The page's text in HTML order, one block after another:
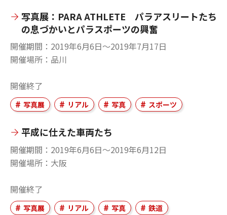
写真展：PARA ATHLETE パラアスリートたち
の息づかいとパラスポーツの興奮
開催期間
2019年6月6日〜2019年7月17日
開催場所
品川
開催終了
写真展 リアル 写真 スポーツ
平成に仕えた車両たち
開催期間
2019年6月6日〜2019年6月12日
開催場所
大阪
開催終了
写真展 リアル 写真 鉄道